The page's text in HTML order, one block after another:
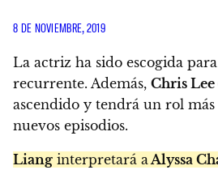
8 DE NOVIEMBRE, 2019
La actriz ha sido escogida
recurrente. Además, Chris Lee
ascendido y tendrá un rol
nuevos episodios.
Liang interpretará aAlyssa